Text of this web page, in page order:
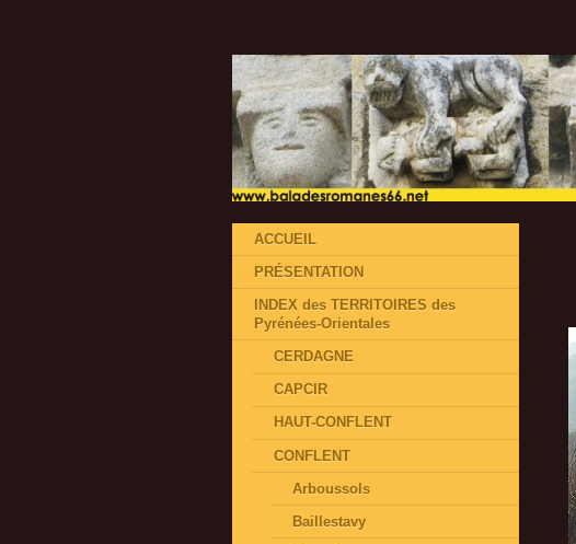
ACCUEIL
PRÉSENTATION
INDEX des TERRITOIRES des
Pyrénées-Orientales
CERDAGNE
CAPCIR
HAUT-CONFLENT
CONFLENT
Arboussols
Baillestavy